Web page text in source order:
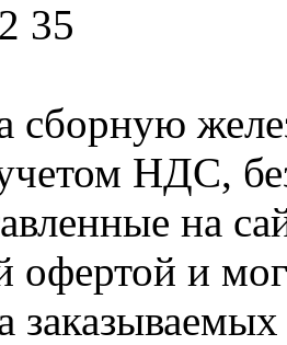
35
НДС,
на
офертой и